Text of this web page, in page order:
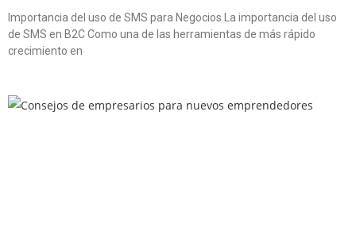
Importancia del uso de SMS para Negocios La importancia del uso
de SMS en B2C Como una de las herramientas de más rápido
crecimiento en